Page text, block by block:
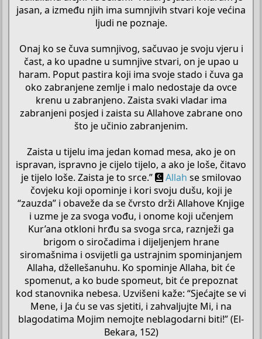
jasan, a između njih ima sumnjivih stvari koje većina
ljudi ne poznaje.
Onaj ko se čuva sumnjivog, sačuvao je svoju vjeru i
čast, a ko upadne u sumnjive stvari, on je upao u
haram. Poput pastira koji ima svoje stado i čuva ga
oko zabranjene zemlje i malo nedostaje da ovce
krenu u zabranjeno. Zaista svaki vladar ima
zabranjeni posjed i zaista su Allahove zabrane ono
što je učinio zabranjenim.
Zaista u tijelu ima jedan komad mesa, ako je on
ispravan, ispravno je cijelo tijelo, a ako je loše, čitavo
je tijelo loše. Zaista je to srce.”
Allah se smilovao
čovjeku koji opominje i kori svoju dušu, koji je
“zauzda” i obaveže da se čvrsto drži Allahove Knjige
i uzme je za svoga vođu, i onome koji učenjem
Kur’ana otkloni hrđu sa svoga srca, raznježi ga
brigom o siročadima i dijeljenjem hrane
siromašnima i osvijetli ga ustrajnim spominjanjem
Allaha, džellešanuhu. Ko spominje Allaha, bit će
spomenut, a ko bude spomeut, bit će prepoznat
kod stanovnika nebesa. Uzvišeni kaže: “Sjećajte se vi
Mene, i Ja ću se vas sjetiti, i zahvaljujte Mi, i na
blagodatima Mojim nemojte neblagodarni biti!” (El-
Bekara, 152)​